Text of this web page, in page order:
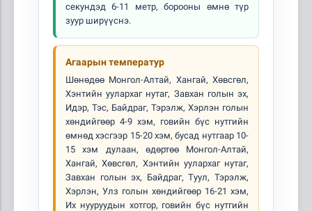
секундэд 6-11 метр, борооны өмнө түр
зуур ширүүснэ.
Агаарын температур
Шөнөдөө Монгол-Алтай, Хангай, Хөвсгөл,
Хэнтийн уулархаг нутаг, Завхан голын эх,
Идэр, Тэс, Байдраг, Тэрэлж, Хэрлэн голын
хөндийгөөр 4-9 хэм, говийн бүс нутгийн
өмнөд хэсгээр 15-20 хэм, бусад нутгаар 10-
15 хэм дулаан, өдөртөө Монгол-Алтай,
Хангай, Хөвсгөл, Хэнтийн уулархаг нутаг,
Завхан голын эх, Байдраг, Туул, Тэрэлж,
Хэрлэн, Улз голын хөндийгөөр 16-21 хэм,
Их нууруудын хотгор, говийн бүс нутгийн